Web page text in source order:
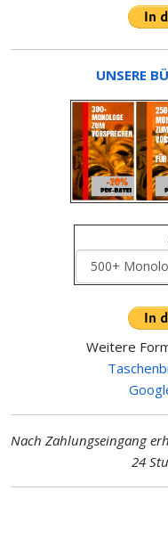
UNSERE
Weitere
Nach Zahlungseingang
24